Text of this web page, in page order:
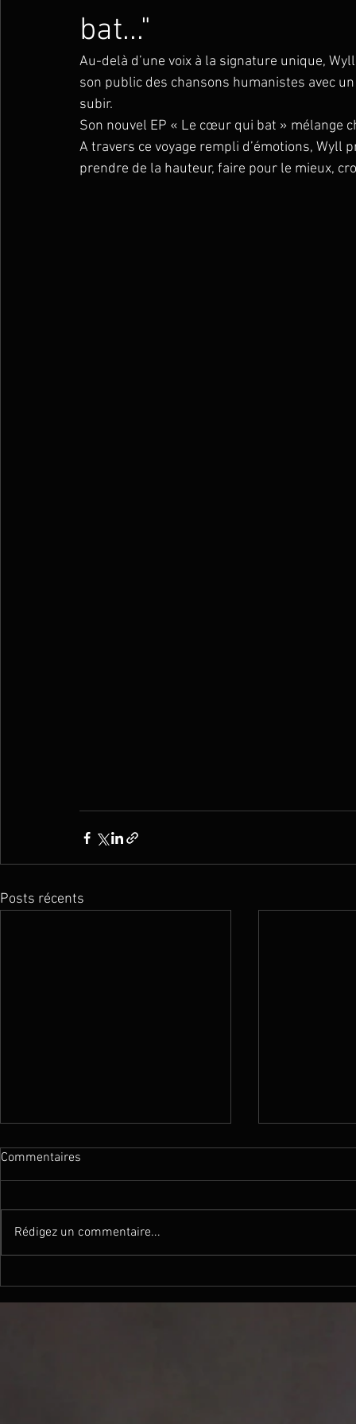
bat..."
Au-delà d’une voix à la signature unique,
son public des chansons humanistes avec
subir.
Son nouvel EP « Le cœur qui bat »
A travers ce voyage rempli d’émotions,
prendre de la hauteur, faire pour le mieux,
Posts récents
Commentaires
Rédigez un commentaire...